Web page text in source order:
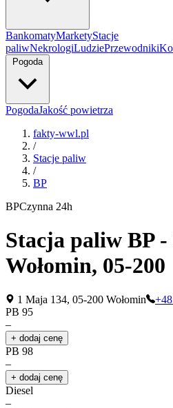
BankomatyMarketyStacje
paliwNekrologiLudziePrzewodniki
Pogoda
PogodaJakość powietrza
fakty-wwl.pl
/
Stacje paliw
/
BP
BPCzynna 24h
Stacja paliw BP
Wołomin, 05-200
1 Maja 134, 05-200 Wołomin
PB 95
–
+ dodaj cenę
PB 98
–
+ dodaj cenę
Diesel
–